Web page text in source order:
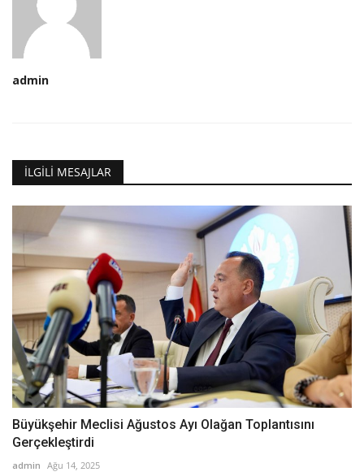
admin
İLGILI MESAJLAR
Büyükşehir Meclisi Ağustos Ayı Olağan Toplantısını
Gerçekleştirdi
admin Ağu 14, 2025